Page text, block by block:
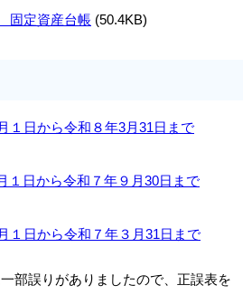
固定資産台帳 (50.4KB)
１日から令和８年3月31日まで
１日から令和７年９月30日まで
１日から令和７年３月31日まで
部誤りがありましたので、正誤表を